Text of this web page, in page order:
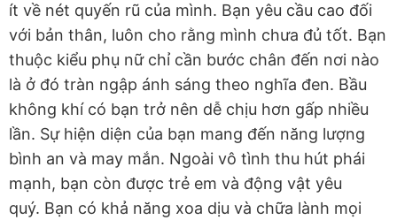
ít về nét quyến rũ của mình. Bạn yêu cầu cao đối
với bản thân, luôn cho rằng mình chưa đủ tốt. Bạn
thuộc kiểu phụ nữ chỉ cần bước chân đến nơi nào
là ở đó tràn ngập ánh sáng theo nghĩa đen. Bầu
không khí có bạn trở nên dễ chịu hơn gấp nhiều
lần. Sự hiện diện của bạn mang đến năng lượng
bình an và may mắn. Ngoài vô tình thu hút phái
mạnh, bạn còn được trẻ em và động vật yêu
quý. Bạn có khả năng xoa dịu và chữa lành mọi